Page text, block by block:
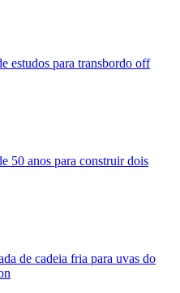
estudos para transbordo off
50 anos para construir dois
de cadeia fria para uvas do